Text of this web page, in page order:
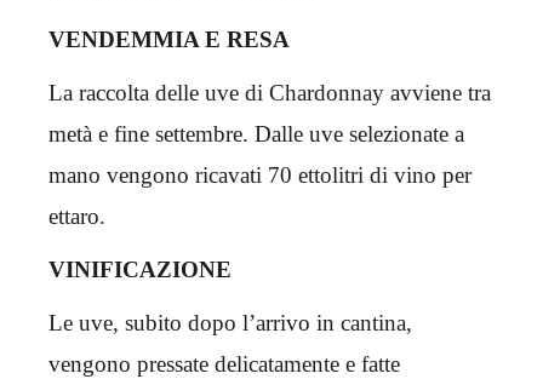
VENDEMMIA E RESA
La raccolta delle uve di Chardonnay avviene tra
metà e fine settembre. Dalle uve selezionate a
mano vengono ricavati 70 ettolitri di vino per
ettaro.
VINIFICAZIONE
Le uve, subito dopo l’arrivo in cantina,
vengono pressate delicatamente e fatte